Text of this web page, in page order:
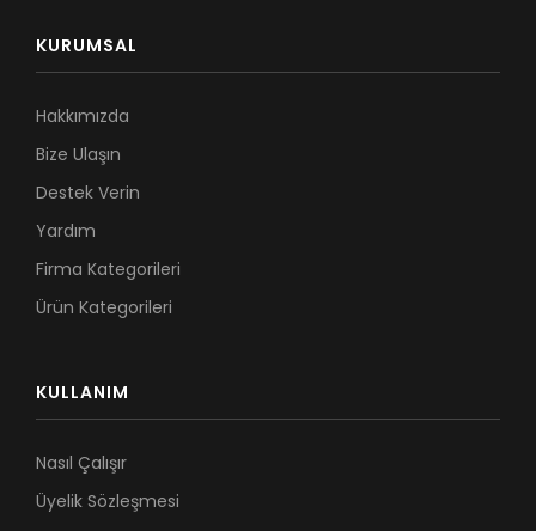
KURUMSAL
Hakkımızda
Bize Ulaşın
Destek Verin
Yardım
Firma Kategorileri
Ürün Kategorileri
KULLANIM
Nasıl Çalışır
Üyelik Sözleşmesi